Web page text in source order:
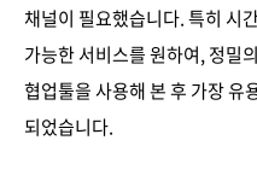
채널이 필요했습니다. 특히 시
가능한 서비스를 원하여, 정밀
협업툴을 사용해 본 후 가장 유
되었습니다.